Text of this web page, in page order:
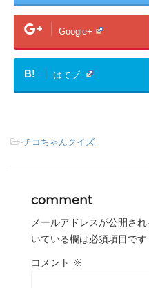
Google+
B! はてブ
-チコちゃんクイズ
comment
メールアドレスが公開さ
いている欄は必須項目です
コメント ※